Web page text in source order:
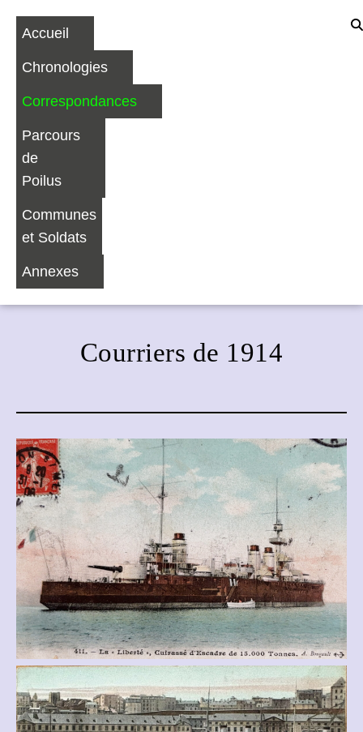
Accueil
Chronologies
Correspondances
Parcours
de
Poilus
Communes
et Soldats
Annexes
Courriers de 1914